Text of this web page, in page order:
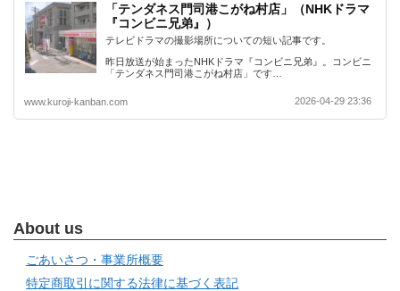
「テンダネス門司港こがね村店」（NHKドラマ
『コンビニ兄弟』）
テレビドラマの撮影場所についての短い記事です。
昨日放送が始まったNHKドラマ『コンビニ兄弟』。コンビニ
「テンダネス門司港こがね村店」です…
www.kuroji-kanban.com 2026-04-29 23:36
About us
ごあいさつ・事業所概要
特定商取引に関する法律に基づく表記